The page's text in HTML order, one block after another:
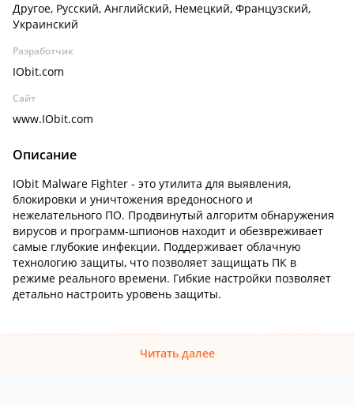
Другое, Русский, Английский, Немецкий, Французский,
Украинский
Разработчик
IObit.com
Сайт
www.IObit.com
Описание
IObit Malware Fighter - это утилита для выявления,
блокировки и уничтожения вредоносного и
нежелательного ПО. Продвинутый алгоритм обнаружения
вирусов и программ-шпионов находит и обезвреживает
самые глубокие инфекции. Поддерживает облачную
технологию защиты, что позволяет защищать ПК в
режиме реального времени. Гибкие настройки позволяет
детально настроить уровень защиты.
Читать далее